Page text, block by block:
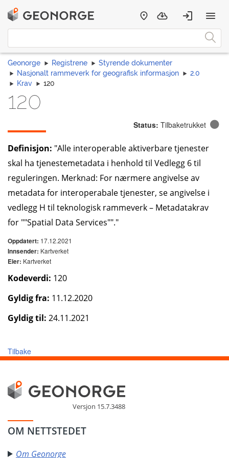
Geonorge Registrene
Styrende dokumenter
Nasjonalt rammeverk for geografisk informasjon
2.0
Krav
120
120
Status: Tilbaketrukket
Definisjon: "Alle interoperable aktiverbare tjenester
skal ha tjenestemetadata i henhold til Vedlegg 6 til
reguleringen. Merknad: For nærmere angivelse av
metadata for interoperabale tjenester, se angivelse i
vedlegg H til teknologisk rammeverk – Metadatakrav
for ""Spatial Data Services""."
Oppdatert: 17.12.2021
Innsender: Kartverket
Eier: Kartverket
Kodeverdi: 120
Gyldig fra: 11.12.2020
Gyldig til: 24.11.2021
Tilbake